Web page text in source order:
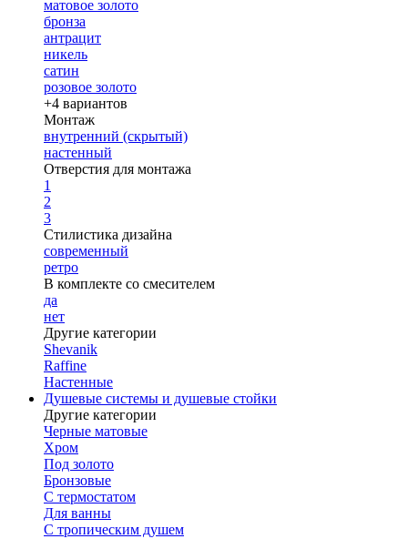
матовое золото
бронза
антрацит
никель
сатин
розовое золото
+4 вариантов
Монтаж
внутренний (скрытый)
настенный
Отверстия для монтажа
1
2
3
Стилистика дизайна
современный
ретро
В комплекте со смесителем
да
нет
Другие категории
Shevanik
Raffine
Настенные
Душевые системы и душевые стойки
Другие категории
Черные матовые
Хром
Под золото
Бронзовые
С термостатом
Для ванны
С тропическим душем